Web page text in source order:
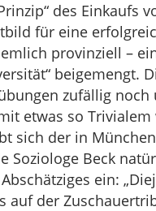
des Einkaufs
für eine
provinziell –
beigemengt.
zufällig
etwas so
sich der in
Soziologe Beck
ein:
auf der